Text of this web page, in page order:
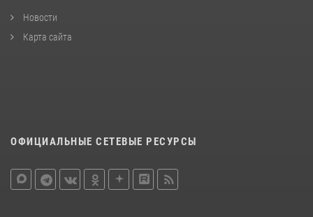
Новости
Карта сайта
ОФИЦИАЛЬНЫЕ СЕТЕВЫЕ РЕСУРСЫ